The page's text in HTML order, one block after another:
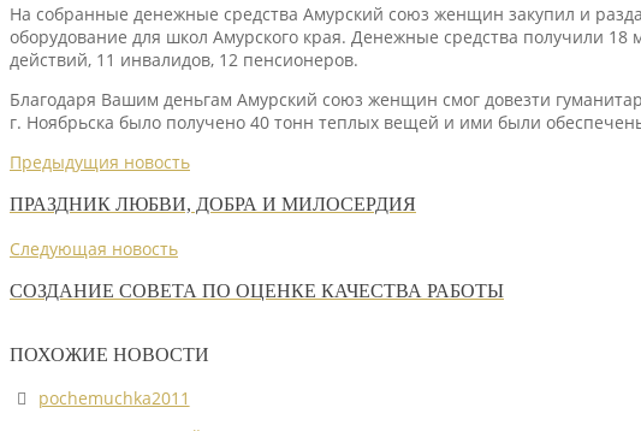
На собранные денежные средства Амурский союз женщин закупил и
оборудование для школ Амурского края. Денежные средства получили
действий, 11 инвалидов, 12 пенсионеров.
Благодаря Вашим деньгам Амурский союз женщин смог довезти
г. Ноябрьска было получено 40 тонн теплых вещей и ими были
Предыдущия новость
ПРАЗДНИК ЛЮБВИ, ДОБРА И МИЛОСЕРДИЯ
Следующая новость
СОЗДАНИЕ СОВЕТА ПО ОЦЕНКЕ КАЧЕСТВА РАБОТЫ
ПОХОЖИЕ НОВОСТИ
pochemuchka2011